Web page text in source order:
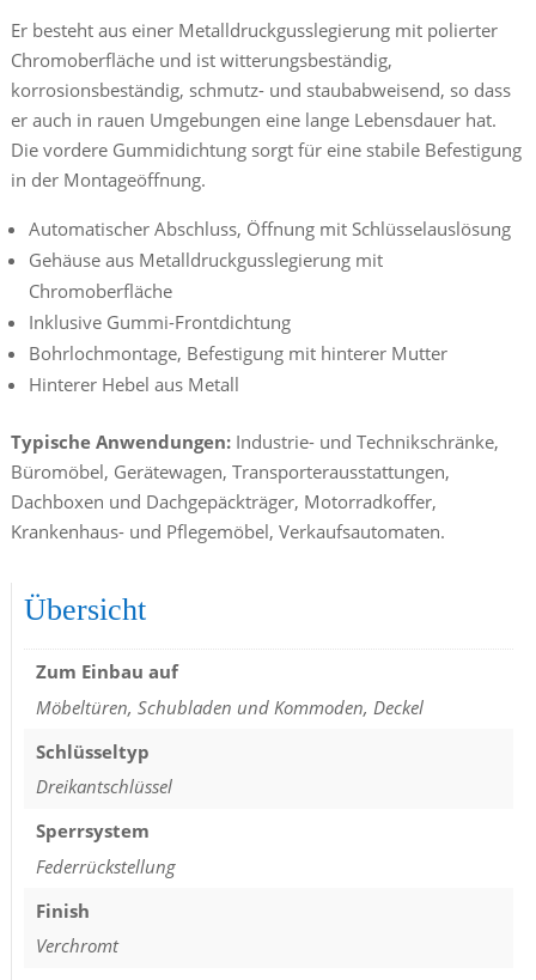
Er besteht aus einer Metalldruckgusslegierung mit polierter
Chromoberfläche und ist witterungsbeständig,
korrosionsbeständig, schmutz- und staubabweisend, so dass
er auch in rauen Umgebungen eine lange Lebensdauer hat.
Die vordere Gummidichtung sorgt für eine stabile Befestigung
in der Montageöffnung.
Automatischer Abschluss, Öffnung mit Schlüsselauslösung
Gehäuse aus Metalldruckgusslegierung mit
Chromoberfläche
Inklusive Gummi-Frontdichtung
Bohrlochmontage, Befestigung mit hinterer Mutter
Hinterer Hebel aus Metall
Typische Anwendungen:Industrie- und Technikschränke,
Büromöbel, Gerätewagen, Transporterausstattungen,
Dachboxen und Dachgepäckträger, Motorradkoffer,
Krankenhaus- und Pflegemöbel, Verkaufsautomaten.
Übersicht
Zum Einbau auf
Möbeltüren, Schubladen und Kommoden, Deckel
Schlüsseltyp
Dreikantschlüssel
Sperrsystem
Federrückstellung
Finish
Verchromt